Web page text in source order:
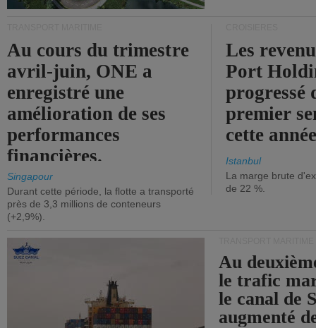
Au cours du trimestre
avril-juin, ONE a
enregistré une
amélioration de ses
performances
financières.
Singapour
Durant cette période, la flotte a transporté
près de 3,3 millions de conteneurs
(+2,9%).
Les
Port
progressé
premier
cette
Istanbul
La marge brute
de 22 %.
Au
le trafic
le canal de
augmenté